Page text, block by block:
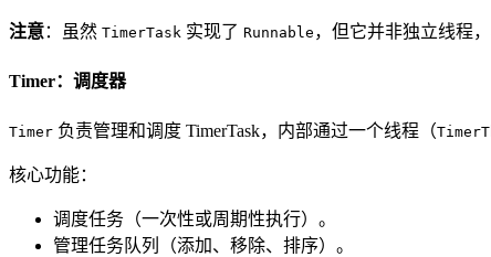
注意：虽然 TimerTask 实现了 Runnable ，但它并非独立线程
Timer：调度器
Timer 负责管理和调度 TimerTask，内部通过一个线程（
核心功能：
调度任务（一次性或周期性执行）。
管理任务队列（添加、移除、排序）。